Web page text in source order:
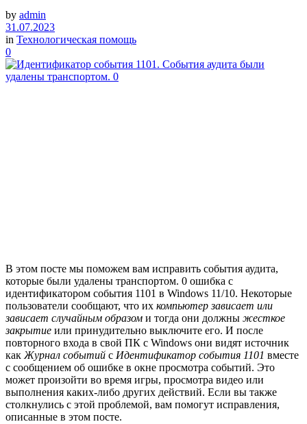
by admin
31.07.2023
in Технологическая помощь
0
В этом посте мы поможем вам исправить события аудита,
которые были удалены транспортом. 0 ошибка с
идентификатором события 1101 в Windows 11/10. Некоторые
пользователи сообщают, что их компьютер зависает или
зависает случайным образом и тогда они должны жесткое
закрытие или принудительно выключите его. И после
повторного входа в свой ПК с Windows они видят источник
как Журнал событий с Идентификатор события 1101 вместе
с сообщением об ошибке в окне просмотра событий. Это
может произойти во время игры, просмотра видео или
выполнения каких-либо других действий. Если вы также
столкнулись с этой проблемой, вам помогут исправления,
описанные в этом посте.